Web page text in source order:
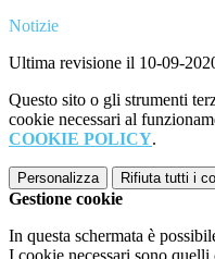
Notizie
Ultima revisione il 10-09-
Questo sito o gli strumenti
cookie necessari al
COOKIE POLICY.
Personalizza Rifiuta tutti i
Gestione cookie
In questa schermata è